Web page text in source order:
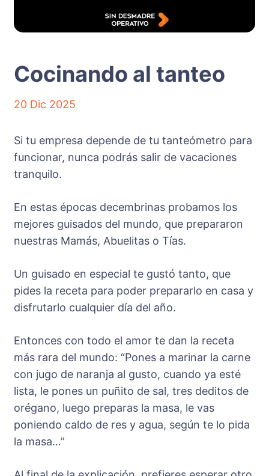
Cocinando al tanteo
20 Dic 2025
Si tu empresa depende de tu tanteómetro para
funcionar, nunca podrás salir de vacaciones
tranquilo.
En estas épocas decembrinas probamos los
mejores guisados del mundo, que prepararon
nuestras Mamás, Abuelitas o Tías.
Un guisado en especial te gustó tanto, que
pides la receta para poder prepararlo en casa y
disfrutarlo cualquier día del año.
Entonces con todo el amor te dan la receta
más rara del mundo: “Pones a marinar la carne
con jugo de naranja al gusto, cuando ya esté
lista, le pones un puñito de sal, tres deditos de
orégano, luego preparas la masa, le vas
poniendo caldo de res y agua, según te lo pida
la masa…”